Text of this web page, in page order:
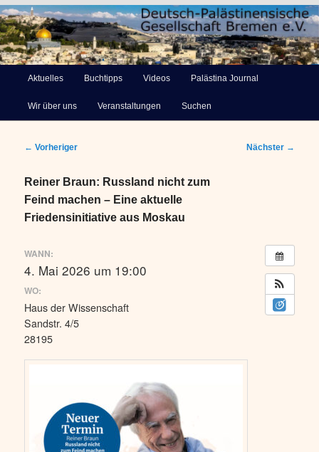
Deutsch-Palästinensische
Zum
primären
Aktuelles Buchtipps Videos Palästina Journal
Wir über uns Veranstaltungen Suchen
Beitragsnavigation
← Vorheriger Nächster →
Reiner Braun: Russland nicht zum
Feind machen – Eine aktuelle
Friedensinitiative aus Moskau
WANN:
4. Mai 2026 um 19:00
WO:
Haus der Wissenschaft
Sandstr. 4/5
28195